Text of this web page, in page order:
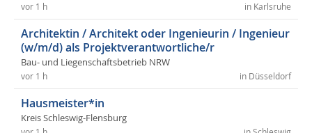
in Karlsruhe
vor 1 h
Architektin / Architekt oder Ingenieurin / Ingenieur
(w/m/d) als Projektverantwortliche/r
Bau- und Liegenschaftsbetrieb NRW
in Düsseldorf
vor 1 h
Hausmeister*in
Kreis Schleswig-Flensburg